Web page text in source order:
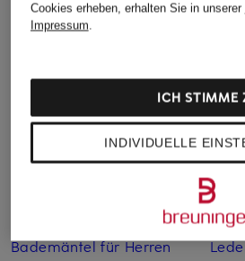
Weitere Kategorien
Bademäntel für Herren
Cookies erheben, erhalten Sie in unserer
Impressum.
INDIVIDUELLE
ICH STIMME